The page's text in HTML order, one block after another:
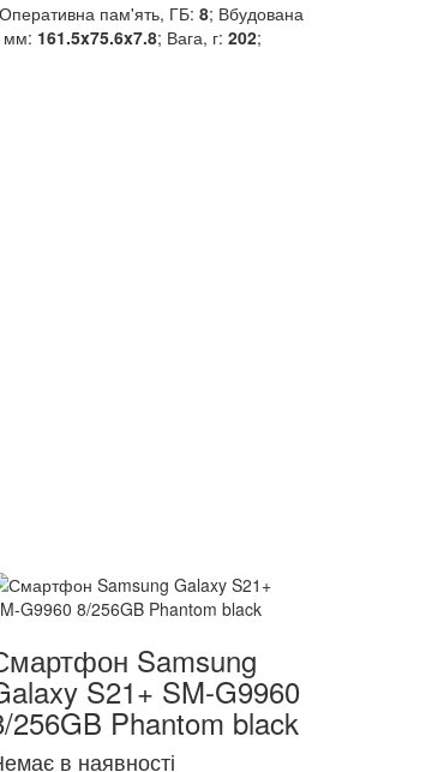
пам'ять, ГБ: 8; Вбудована
мм: 161.5x75.6x7.8; Вага, г: 202;
Samsung
S21+ SM-G9960
256GB Phantom black
в наявності